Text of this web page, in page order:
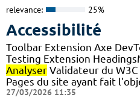
relevance: 25%
Accessibilité
Toolbar Extension Axe
Testing Extension
Analyser Validateur du
Pages du site ayant fait
27/03/2026 11:35